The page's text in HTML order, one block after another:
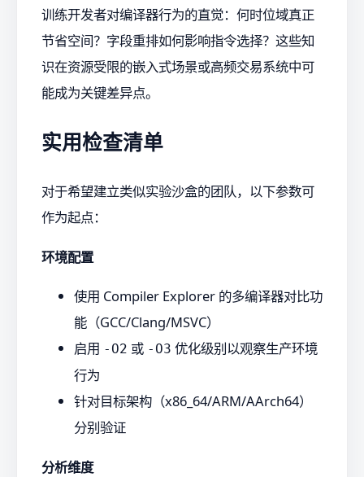
训练开发者对编译器行为的直觉：何时位域真正
节省空间？字段重排如何影响指令选择？这些知
识在资源受限的嵌入式场景或高频交易系统中可
能成为关键差异点。
实用检查清单
对于希望建立类似实验沙盒的团队，以下参数可
作为起点：
环境配置
使用 Compiler Explorer 的多编译器对比功
能（GCC/Clang/MSVC）
启用 -O2 或 -O3 优化级别以观察生产环境
行为
针对目标架构（x86_64/ARM/AArch64）
分别验证
分析维度